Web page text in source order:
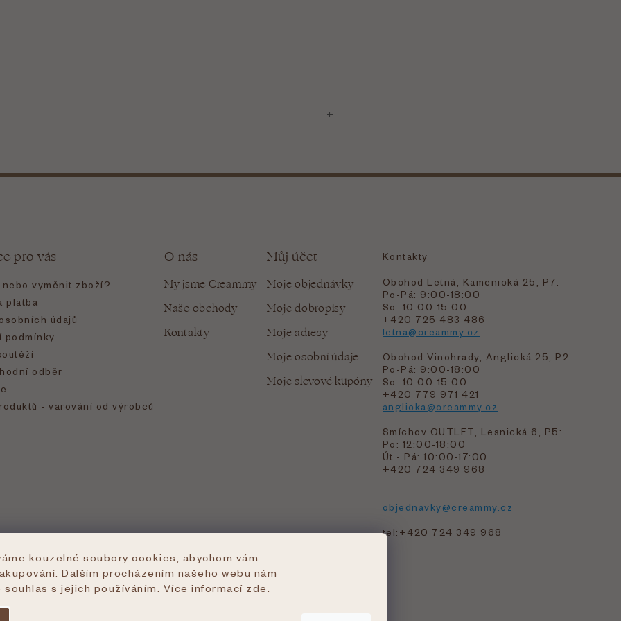
kouzelné soubory cookies, abychom vám
Dalším procházením našeho webu nám
souhlas s jejich používáním. Více informací zde
pro vás
vyměnit zboží?
platba
údajů
podmínky
odběr
- varování od výrobců
O nás
My jsme Creammy
Naše obchody
Kontakty
Můj účet
Moje objednávky
Moje dobropisy
Moje adresy
Moje osobní údaje
Moje slevové kupóny
Kontakty
Obchod Letná, Kamenická 25, P7:
Po-Pá: 9:00-18:00
So: 10:00-15:00
+420 725 483 486
letna@creammy.cz
Obchod Vinohrady, Anglická 25, P2:
Po-Pá: 9:00-18:00
So: 10:00-15:00
+420 779 971 421
anglicka@creammy.cz
Smíchov OUTLET, Lesnická 6, P5:
Po: 12:00-18:00
Út - Pá: 10:00-17:00
+420 724 349 968
objednavky@creammy.cz
tel:+420 724 349 968